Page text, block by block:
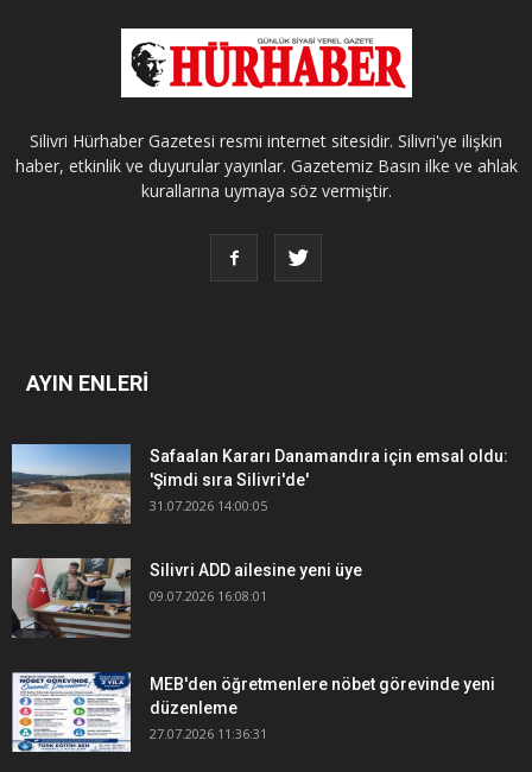
Silivri Hürhaber Gazetesi resmi internet sitesidir. Silivri'ye ilişkin
haber, etkinlik ve duyurular yayınlar. Gazetemiz Basın ilke ve ahlak
kurallarına uymaya söz vermiştir.
AYIN ENLERİ
Safaalan Kararı Danamandıra için emsal oldu:
'Şimdi sıra Silivri'de'
31.07.2026 14:00:05
Silivri ADD ailesine yeni üye
09.07.2026 16:08:01
MEB'den öğretmenlere nöbet görevinde yeni
düzenleme
27.07.2026 11:36:31